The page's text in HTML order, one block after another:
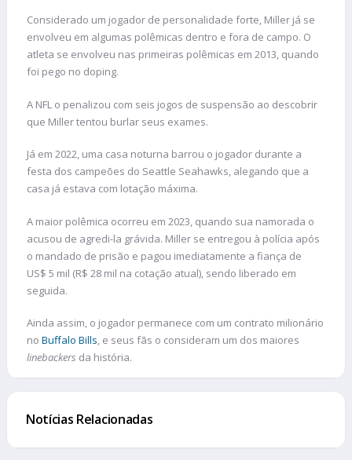
Considerado um jogador de personalidade forte, Miller já se
envolveu em algumas polêmicas dentro e fora de campo. O
atleta se envolveu nas primeiras polêmicas em 2013, quando
foi pego no doping.
A NFL o penalizou com seis jogos de suspensão ao descobrir
que Miller tentou burlar seus exames.
Já em 2022, uma casa noturna barrou o jogador durante a
festa dos campeões do Seattle Seahawks, alegando que a
casa já estava com lotação máxima.
A maior polêmica ocorreu em 2023, quando sua namorada o
acusou de agredi-la grávida. Miller se entregou à polícia após
o mandado de prisão e pagou imediatamente a fiança de
US$ 5 mil (R$ 28 mil na cotação atual), sendo liberado em
seguida.
Ainda assim, o jogador permanece com um contrato milionário
no Buffalo Bills, e seus fãs o consideram um dos maiores
linebackers da história.
Notícias Relacionadas